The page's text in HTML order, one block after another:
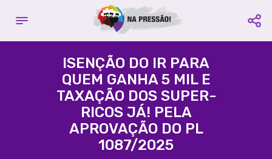
Complete seu cadastro
campanhas
Nome é Obrigatório
Email é Obrigatório
Contribuir com o projeto:
ISENÇÃO DO IR PARA
QUEM GANHA 5 MIL E
TAXAÇÃO DOS SUPER-
RICOS JÁ! PELA
APROVAÇÃO DO PL
1087/2025
Acácio Favacho
PartidoPROS - EstadoAP